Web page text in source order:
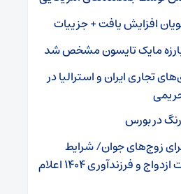
افزایش یافت + جزییات
مایک تایسون مشخص شد
تجاری ایران و استرالیا در
در بورس
زوج‌های جوان/ شرایط
پرداخت تسهیلات ازدواج و فرزندآوری ۱۴۰۴ اعلام